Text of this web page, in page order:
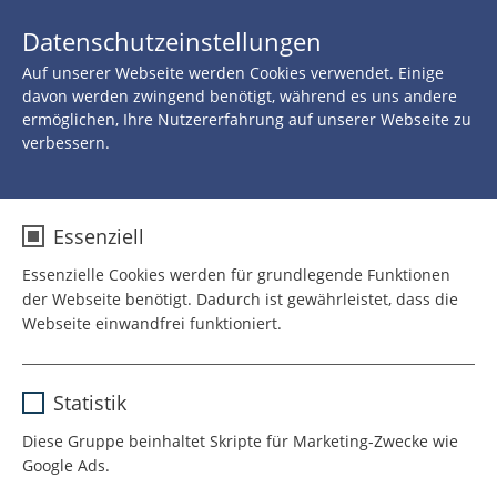
Zurück zu allen Neuigkeiten
30.MAI 2026
Bücherbasar in Potsdam:
ein inspirierender
Einsatz!
Die engagierten Damen organisierten am 30. Mai
ihren inzwischen zweimal jährlich stattfindenden
Datenschutzeinstellungen
Auf unserer Webseite werden Cookies verwendet. Einige
davon werden zwingend benötigt, während es uns andere
ermöglichen, Ihre Nutzererfahrung auf unserer Webseite zu
verbessern.
Essenziell
Essenzielle Cookies werden für grundlegende Funktionen
der Webseite benötigt. Dadurch ist gewährleistet, dass die
Webseite einwandfrei funktioniert.
Laufzeit
Statistik
Diese Gruppe beinhaltet Skripte für Marketing-Zwecke wie
Google Ads.